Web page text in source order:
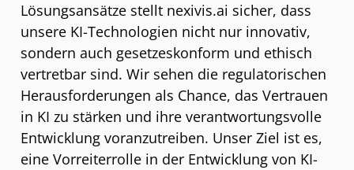
Lösungsansätze stellt nexivis.ai sicher, dass
unsere KI-Technologien nicht nur innovativ,
sondern auch gesetzeskonform und ethisch
vertretbar sind. Wir sehen die regulatorischen
Herausforderungen als Chance, das Vertrauen
in KI zu stärken und ihre verantwortungsvolle
Entwicklung voranzutreiben. Unser Ziel ist es,
eine Vorreiterrolle in der Entwicklung von KI-